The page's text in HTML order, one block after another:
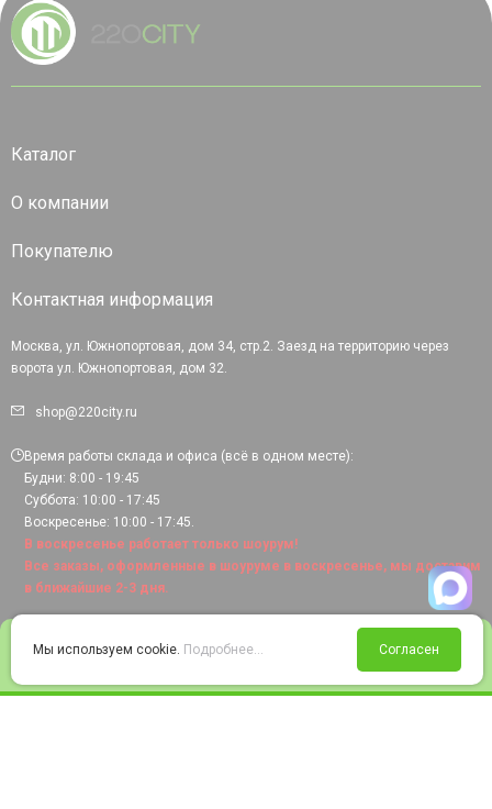
Войти Избранное Корзина
Каталог
О компании
Покупателю
Контактная информация
Москва, ул. Южнопортовая, дом 34, стр.2. Заезд на территорию через
ворота ул. Южнопортовая, дом 32.
shop@220city.ru
Время работы склада и офиса (всё в одном месте):
Будни: 8:00 - 19:45
Суббота: 10:00 - 17:45
Воскресенье: 10:00 - 17:45.
В воскресенье работает только шоурум!
Все заказы, оформленные в шоуруме в воскресенье, мы доставим
в ближайшие 2-3 дня.
Мы используем cookie. Подробнее... Согласен